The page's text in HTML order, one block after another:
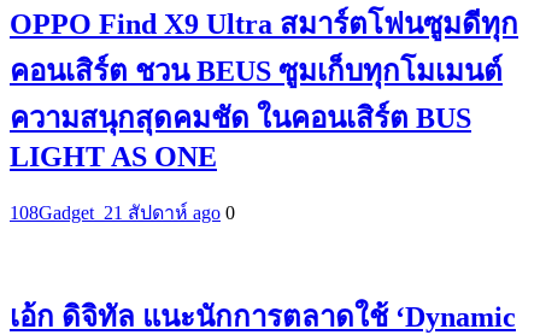
OPPO Find X9 Ultra สมาร์ตโฟนซูมดีทุก
คอนเสิร์ต ชวน BEUS ซูมเก็บทุกโมเมนต์
ความสนุกสุดคมชัด ในคอนเสิร์ต BUS
LIGHT AS ONE
108Gadget_21 สัปดาห์ ago 0
เอ้ก ดิจิทัล แนะนักการตลาดใช้ ‘Dynamic